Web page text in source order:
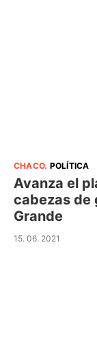
CHACO. POLÍTICA
Avanza el
cabezas de
Grande
15. 06. 2021